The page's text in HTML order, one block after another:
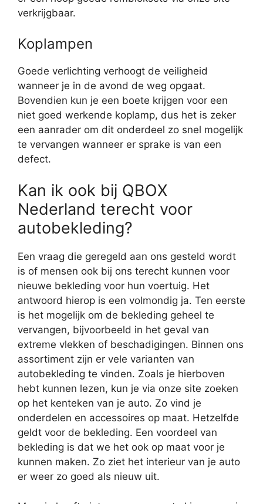
verkrijgbaar.
Koplampen
Goede verlichting verhoogt de veiligheid
wanneer je in de avond de weg opgaat.
Bovendien kun je een boete krijgen voor een
niet goed werkende koplamp, dus het is zeker
een aanrader om dit onderdeel zo snel mogelijk
te vervangen wanneer er sprake is van een
defect.
Kan ik ook bij QBOX
Nederland terecht voor
autobekleding?
Een vraag die geregeld aan ons gesteld wordt
is of mensen ook bij ons terecht kunnen voor
nieuwe bekleding voor hun voertuig. Het
antwoord hierop is een volmondig ja. Ten eerste
is het mogelijk om de bekleding geheel te
vervangen, bijvoorbeeld in het geval van
extreme vlekken of beschadigingen. Binnen ons
assortiment zijn er vele varianten van
autobekleding te vinden. Zoals je hierboven
hebt kunnen lezen, kun je via onze site zoeken
op het kenteken van je auto. Zo vind je
onderdelen en accessoires op maat. Hetzelfde
geldt voor de bekleding. Een voordeel van
bekleding is dat we het ook op maat voor je
kunnen maken. Zo ziet het interieur van je auto
er weer zo goed als nieuw uit.